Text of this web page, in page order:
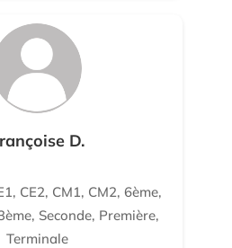
D.
CE2, CM1, CM2, 6ème,
Seconde, Première,
Terminale